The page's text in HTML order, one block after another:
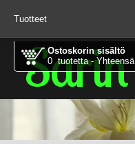
Tuotteet
Ostoskorin sisältö
0 tuotetta -